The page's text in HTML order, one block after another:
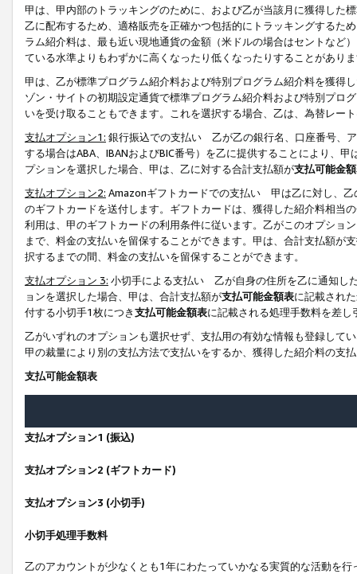
甲は、甲内部のトラッキングのために、および乙が当該月に獲得した
乙に配布するため、適格販売を正確かつ包括的にトラッキングするた
ラム紹介料は、最も近い現地通貨の金額（米ドルの場合はセントなど
ている水準よりもわずかに高くなったり低くなったりすることがあり
甲は、乙が標準プログラム紹介料および特別プログラム紹介料を獲得
ゾン・サイトの初期設定通貨で標準プログラム紹介料および特別プロ
いを受け取ることもできます。これを選択する場合、乙は、為替レー
支払オプション1: 銀行振込での支払い 乙が乙の銀行名、口座番号、
する場合はABA、IBANおよびBIC番号）を乙に提供することにより、
プションを選択した場合、甲は、乙に対する合計支払額が支払可能金
支払オプション2: Amazonギフトカードでの支払い 甲は乙に対し、乙
のギフトカードを送付します。ギフトカードは、獲得した紹介料相当
利用は、甲のギフトカードの利用条件に従います。乙がこのオプショ
まで、料金の支払いを留保することができます。甲は、合計支払額が
択するまでの間、料金の支払いを留保することができます。
支払オプション 3: 小切手による支払い 乙が自身の住所を乙に通知し
ョンを選択した場合、甲は、合計支払額が支払可能金額表に記載され
付する小切手1枚につき支払可能金額表に記載される処理手数料を差し
乙がいずれのオプションも選択せず、支払用の有効な情報も登録して
甲の裁量により別の支払方法で支払いをするか、獲得した紹介料の支
支払可能金額表
支払オプション1 (振込)
支払オプション2 (ギフトカード)
支払オプション3 (小切手)
小切手処理手数料
乙のアカウントが少なくとも1年にわたっていかなる実質的な活動を